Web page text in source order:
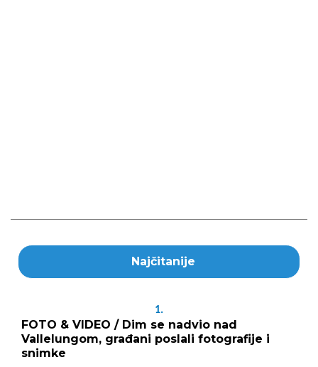
Najčitanije
1.
FOTO & VIDEO / Dim se nadvio nad
Vallelungom, građani poslali fotografije i
snimke